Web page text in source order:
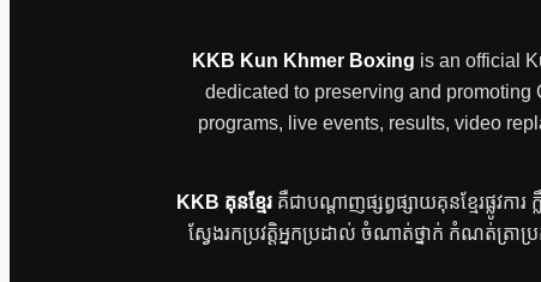
KKB Kun Khmer Boxing is an official
dedicated to preserving and promoting
programs, live events, results, video
KKB គុនខ្មែរ គឺជាបណ្តាញផ្សព្វផ្សាយគុនខ្មែរផ្លូវក
ស្វែងរកប្រវត្តិអ្នកប្រដាល់ ចំណាត់ថ្នាក់ កំណត់ត្រា